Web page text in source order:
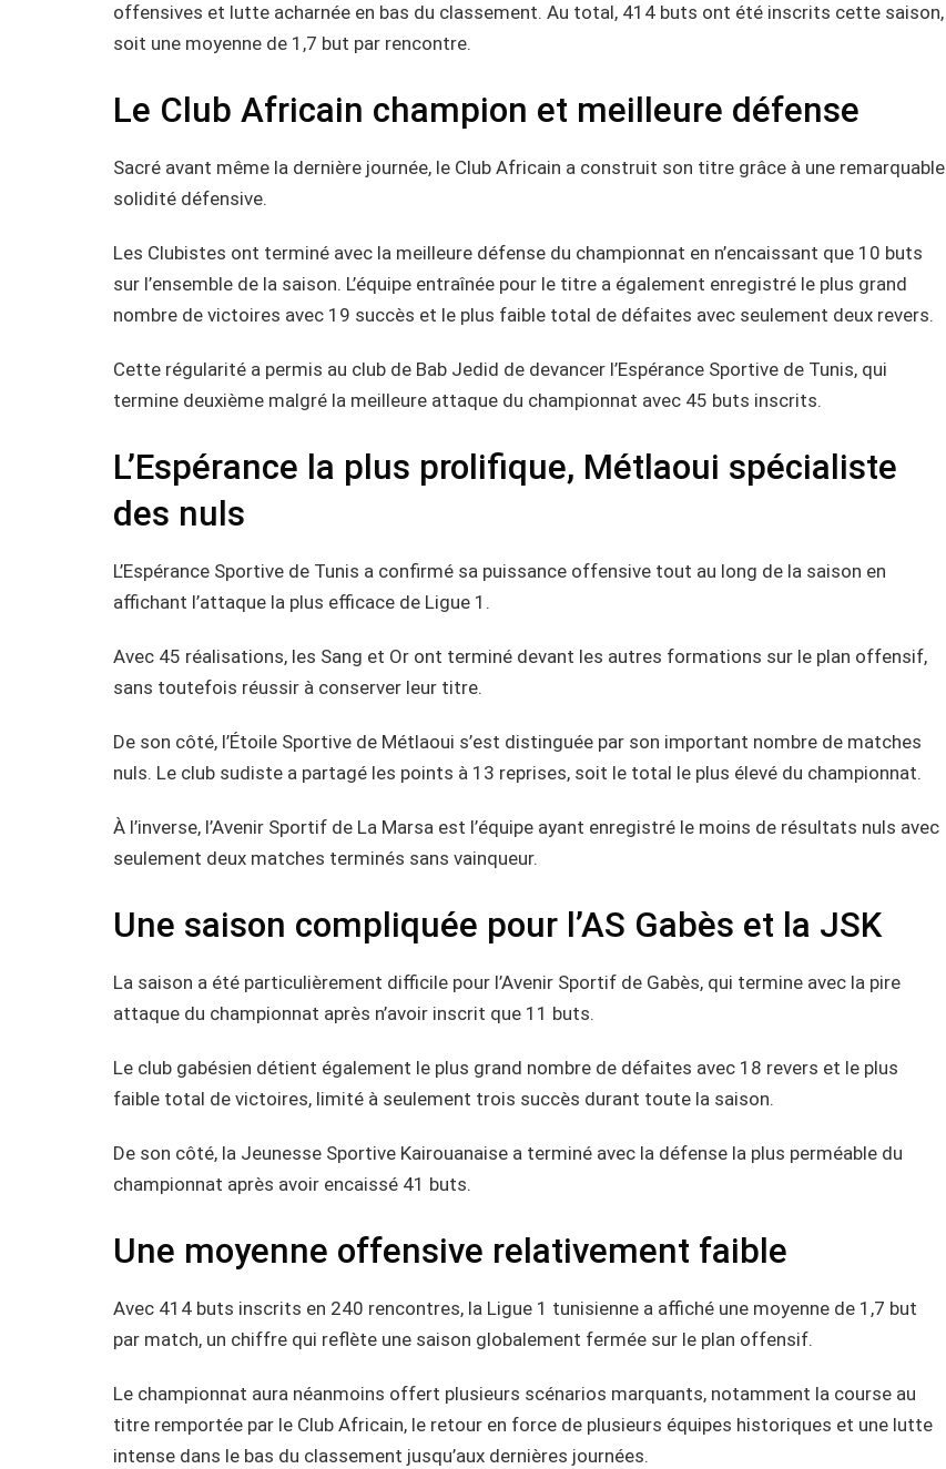
offensives et lutte acharnée en bas du classement. Au total, 414 buts ont été inscrits cette saison,
soit une moyenne de 1,7 but par rencontre.
Le Club Africain champion et meilleure défense
Sacré avant même la dernière journée, le Club Africain a construit son titre grâce à une remarquable
solidité défensive.
Les Clubistes ont terminé avec la meilleure défense du championnat en n’encaissant que 10 buts
sur l’ensemble de la saison. L’équipe entraînée pour le titre a également enregistré le plus grand
nombre de victoires avec 19 succès et le plus faible total de défaites avec seulement deux revers.
Cette régularité a permis au club de Bab Jedid de devancer l’Espérance Sportive de Tunis, qui
termine deuxième malgré la meilleure attaque du championnat avec 45 buts inscrits.
L’Espérance la plus prolifique, Métlaoui spécialiste
des nuls
L’Espérance Sportive de Tunis a confirmé sa puissance offensive tout au long de la saison en
affichant l’attaque la plus efficace de Ligue 1.
Avec 45 réalisations, les Sang et Or ont terminé devant les autres formations sur le plan offensif,
sans toutefois réussir à conserver leur titre.
De son côté, l’Étoile Sportive de Métlaoui s’est distinguée par son important nombre de matches
nuls. Le club sudiste a partagé les points à 13 reprises, soit le total le plus élevé du championnat.
À l’inverse, l’Avenir Sportif de La Marsa est l’équipe ayant enregistré le moins de résultats nuls avec
seulement deux matches terminés sans vainqueur.
Une saison compliquée pour l’AS Gabès et la JSK
La saison a été particulièrement difficile pour l’Avenir Sportif de Gabès, qui termine avec la pire
attaque du championnat après n’avoir inscrit que 11 buts.
Le club gabésien détient également le plus grand nombre de défaites avec 18 revers et le plus
faible total de victoires, limité à seulement trois succès durant toute la saison.
De son côté, la Jeunesse Sportive Kairouanaise a terminé avec la défense la plus perméable du
championnat après avoir encaissé 41 buts.
Une moyenne offensive relativement faible
Avec 414 buts inscrits en 240 rencontres, la Ligue 1 tunisienne a affiché une moyenne de 1,7 but
par match, un chiffre qui reflète une saison globalement fermée sur le plan offensif.
Le championnat aura néanmoins offert plusieurs scénarios marquants, notamment la course au
titre remportée par le Club Africain, le retour en force de plusieurs équipes historiques et une lutte
intense dans le bas du classement jusqu’aux dernières journées.